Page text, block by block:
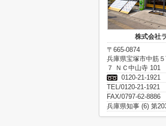
株式会社
〒665-0874
兵庫県宝塚市中筋
７ ＮＣ中山寺 101
0120-21-1921
TEL/0120-21-1921
FAX/0797-62-8886
兵庫県知事 (6) 第